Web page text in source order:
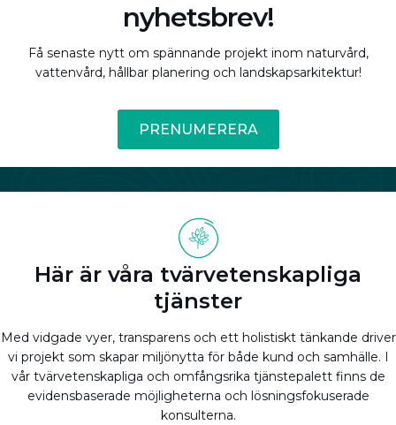
nyhetsbrev!
Få senaste nytt om spännande projekt inom naturvård,
vattenvård, hållbar planering och landskapsarkitektur!
PRENUMERERA
Här är våra tvärvetenskapliga
tjänster
Med vidgade vyer, transparens och ett holistiskt tänkande driver
vi projekt som skapar miljönytta för både kund och samhälle. I
vår tvärvetenskapliga och omfångsrika tjänstepalett finns de
evidensbaserade möjligheterna och lösningsfokuserade
konsulterna.